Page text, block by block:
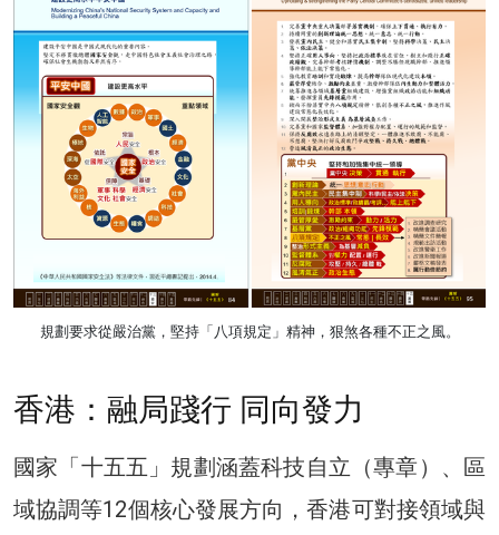
規劃要求從嚴治黨，堅持「八項規定」精神，狠煞各種不正之風。
香港：融局踐行 同向發力
國家「十五五」規劃涵蓋科技自立（專章）、區
域協調等12個核心發展方向，香港可對接領域與